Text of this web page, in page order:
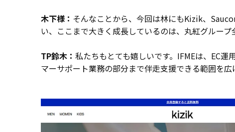
木下様： そんなことから、今回は林にもKizik、
い、ここまで大きく成長しているのは、丸紅グループ
TP鈴木： 私たちもとても嬉しいです。IFMEは、EC
マーサポート業務の部分まで伴走支援できる範囲を